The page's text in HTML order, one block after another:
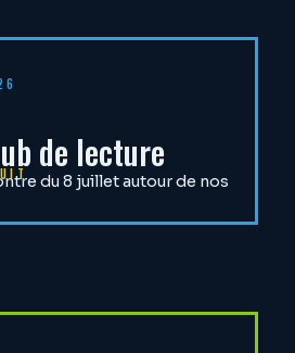
de lecture
du 8 juillet autour de nos